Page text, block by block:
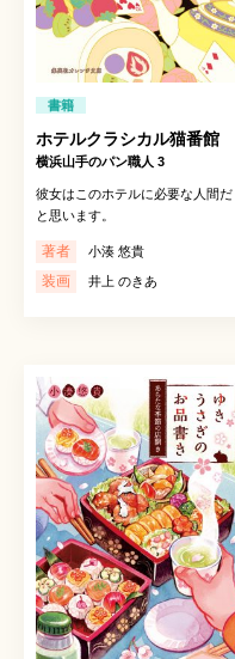
書籍
ホテルクラシカル猫番館
横浜山手のパン職人 3
彼女はこのホテルに必要な人間だ
と思います。
著者 小湊 悠貴
装画 井上 のきあ